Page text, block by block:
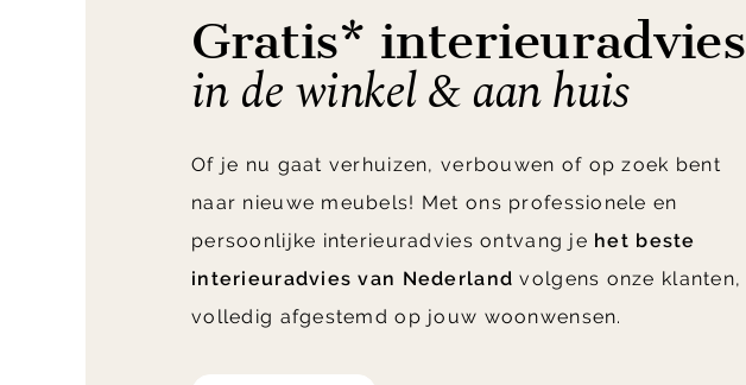
Gratis* interieuradvies
in de winkel & aan huis
Of je nu gaat verhuizen, verbouwen of op zoek bent
naar nieuwe meubels! Met ons professionele en
persoonlijke interieuradvies ontvang je het beste
interieuradvies van Nederland volgens onze klanten,
volledig afgestemd op jouw woonwensen.